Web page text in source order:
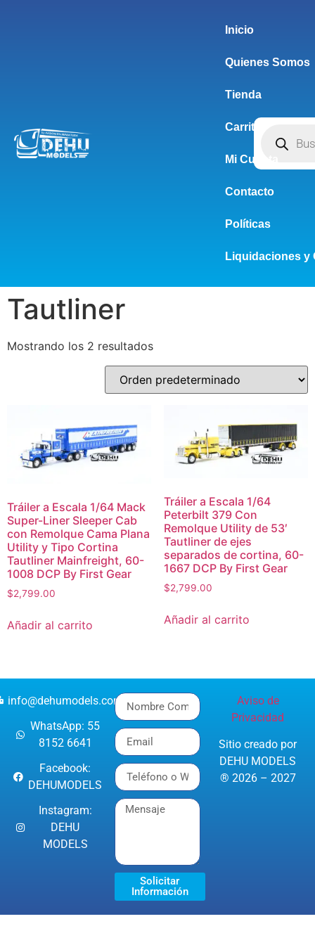
Inicio
Quienes Somos
Tienda
Carrito
Mi Cuenta
Contacto
Políticas
Liquidaciones y
Tautliner
Mostrando los 2 resultados
Tráiler a Escala 1/64 Mack
Super-Liner Sleeper Cab
con Remolque Cama Plana
Utility y Tipo Cortina
Tautliner Mainfreight, 60-
1008 DCP By First Gear
$2,799.00
Añadir al carrito
Tráiler a Escala 1/64
Peterbilt 379 Con
Remolque Utility de 53′
Tautliner de ejes
separados de cortina, 60-
1667 DCP By First Gear
$2,799.00
Añadir al carrito
info@dehumodels.com
WhatsApp: 55
8152 6641
Facebook:
DEHUMODELS
Instagram:
DEHU
MODELS
Solicitar
Información
Aviso de
Privacidad
Sitio creado por
DEHU MODELS
® 2026 – 2027